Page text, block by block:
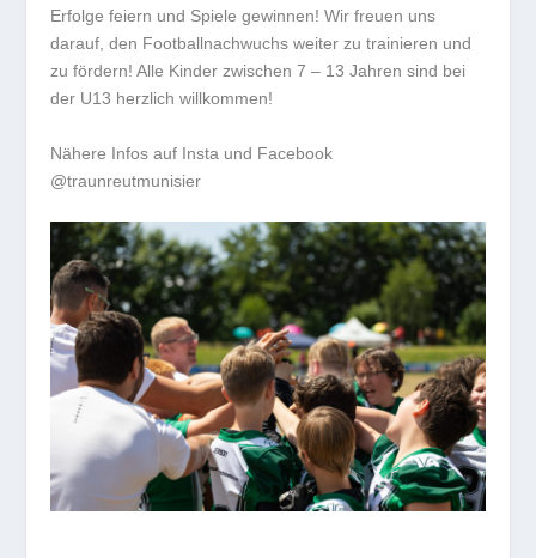
Erfolge feiern und Spiele gewinnen! Wir freuen uns
darauf, den Footballnachwuchs weiter zu trainieren und
zu fördern! Alle Kinder zwischen 7 – 13 Jahren sind bei
der U13 herzlich willkommen!
Nähere Infos auf Insta und Facebook
@traunreutmunisier